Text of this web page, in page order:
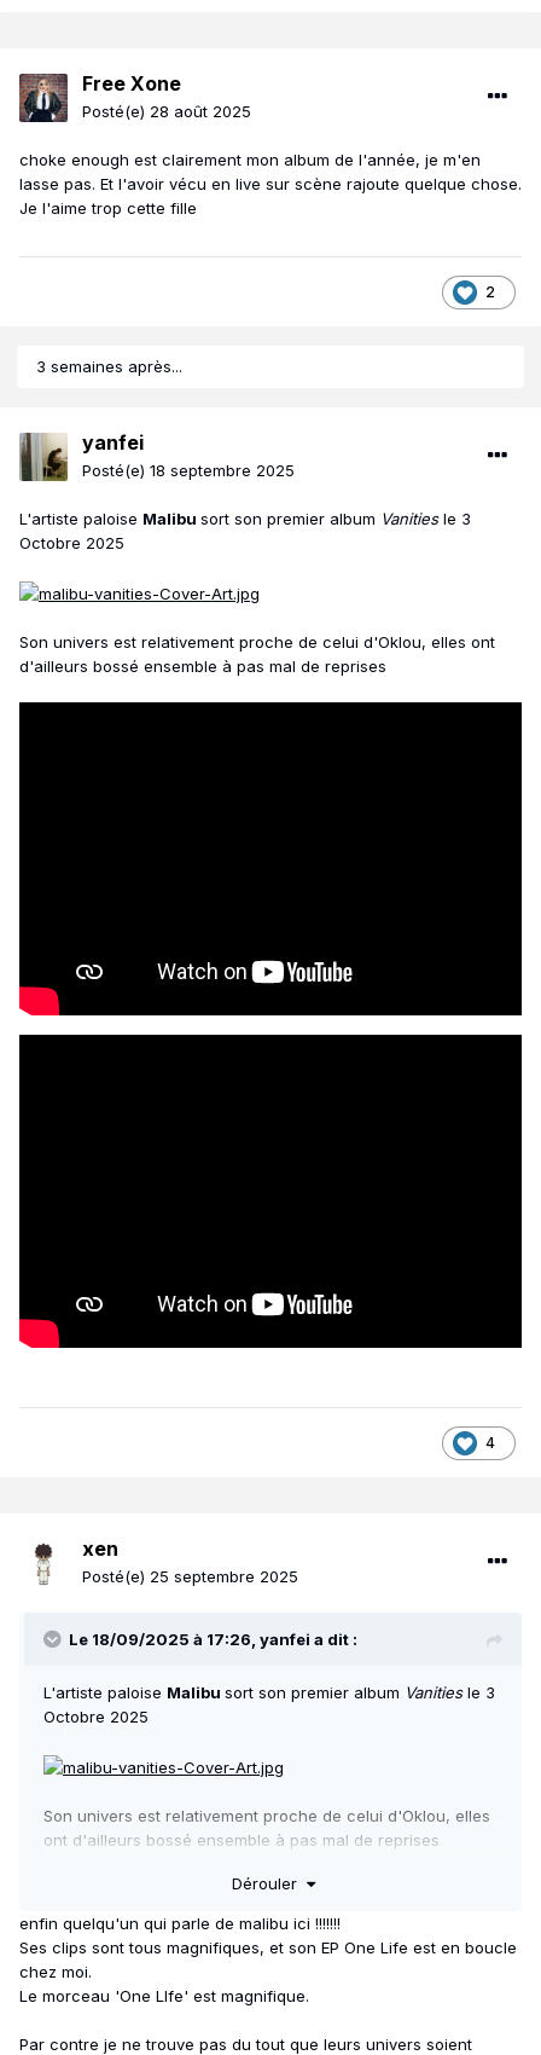
Free Xone
Posté(e) 28 août 2025
choke enough est clairement mon album de l'année, je m'en
lasse pas. Et l'avoir vécu en live sur scène rajoute quelque chose.
Je l'aime trop cette fille
2
3 semaines après...
yanfei
Posté(e) 18 septembre 2025
L'artiste paloise Malibu sort son premier album Vanitiesle 3
Octobre 2025
Son univers est relativement proche de celui d'Oklou, elles ont
d'ailleurs bossé ensemble à pas mal de reprises
4
xen
Posté(e) 25 septembre 2025
Le 18/09/2025 à 17:26, yanfei a dit :
L'artiste paloise Malibu sort son premier album Vanitiesle 3
Octobre 2025
Son univers est relativement proche de celui d'Oklou, elles
ont d'ailleurs bossé ensemble à pas mal de reprises
Dérouler
enfin quelqu'un qui parle de malibu ici !!!!!!!
Ses clips sont tous magnifiques, et son EP One Life est en boucle
chez moi.
Le morceau 'One LIfe' est magnifique.
Par contre je ne trouve pas du tout que leurs univers soient